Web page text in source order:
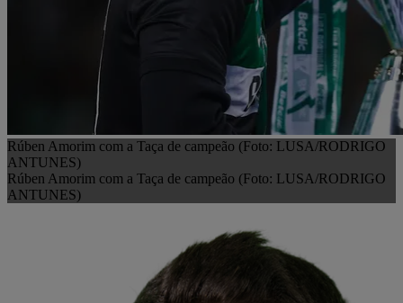
Rúben Amorim com a Taça de campeão (Foto: LUSA/RODRIGO
ANTUNES)
Rúben Amorim com a Taça de campeão (Foto: LUSA/RODRIGO
ANTUNES)